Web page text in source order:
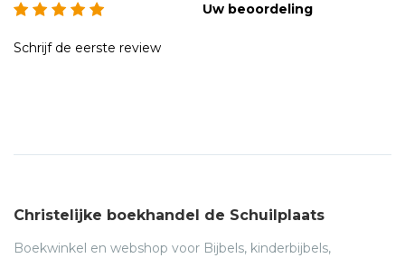
Uw beoordeling
Schrijf de eerste review
Christelijke boekhandel de Schuilplaats
Boekwinkel en webshop voor Bijbels, kinderbijbels,